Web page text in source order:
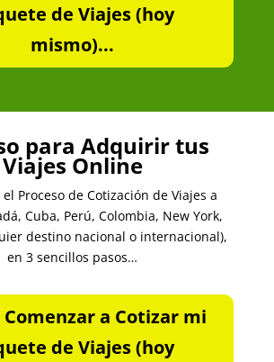
de Viajes (hoy
mismo)...
para Adquirir tus
Viajes Online
Proceso de Cotización de Viajes a
Cuba, Perú, Colombia, New York,
destino nacional o internacional),
en 3 sencillos pasos…
a Cotizar mi
de Viajes (hoy